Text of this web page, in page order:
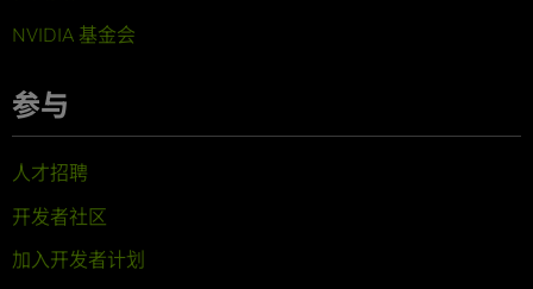
NVIDIA 基金会
参与
人才招聘
开发者社区
加入开发者计划